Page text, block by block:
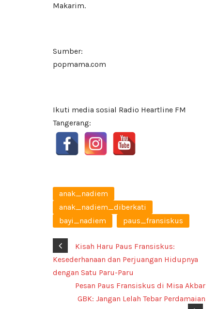
Makarim.
Sumber:
popmama.com
Ikuti media sosial Radio Heartline FM
Tangerang:
anak_nadiem
anak_nadiem_diberkati
bayi_nadiem
paus_fransiskus
Kisah Haru Paus Fransiskus:
Kesederhanaan dan Perjuangan Hidupnya
dengan Satu Paru-Paru
Pesan Paus Fransiskus di Misa Akbar
GBK: Jangan Lelah Tebar Perdamaian